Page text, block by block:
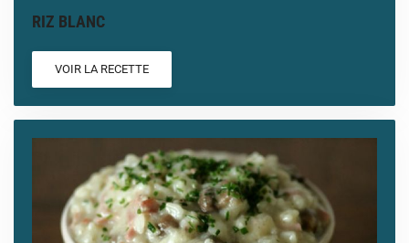
RIZ BLANC
VOIR LA RECETTE